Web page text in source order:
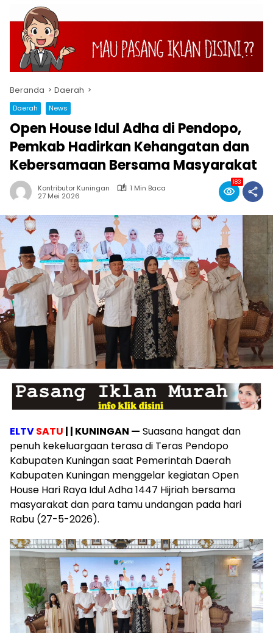
Beranda Daerah
Daerah News
Open House Idul Adha di Pendopo,
Pemkab Hadirkan Kehangatan dan
Kebersamaan Bersama Masyarakat
Kontributor Kuningan
1 Min Baca
27 Mei 2026
183
ELTVSATU | | KUNINGAN — Suasana hangat dan
penuh kekeluargaan terasa di Teras Pendopo
Kabupaten Kuningan saat Pemerintah Daerah
Kabupaten Kuningan menggelar kegiatan Open
House Hari Raya Idul Adha 1447 Hijriah bersama
masyarakat dan para tamu undangan pada hari
Rabu (27-5-2026).